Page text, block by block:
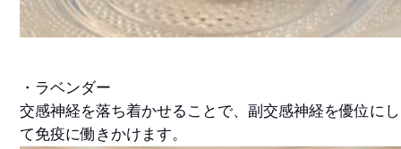
・ラベンダー
交感神経を落ち着かせることで、副交感神経を優位にし
て免疫に働きかけます。